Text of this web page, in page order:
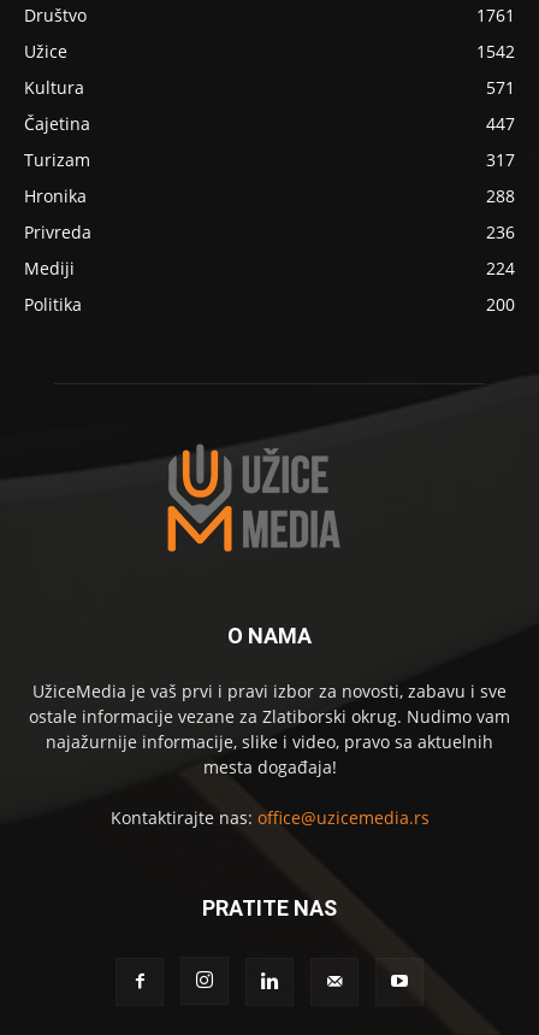
Društvo
1761
Užice
1542
Kultura
571
Čajetina
447
Turizam
317
Hronika
288
Privreda
236
Mediji
224
Politika
200
O NAMA
UžiceMedia je vaš prvi i pravi izbor za novosti, zabavu i sve
ostale informacije vezane za Zlatiborski okrug. Nudimo vam
najažurnije informacije, slike i video, pravo sa aktuelnih
mesta događaja!
Kontaktirajte nas: office@uzicemedia.rs
PRATITE NAS